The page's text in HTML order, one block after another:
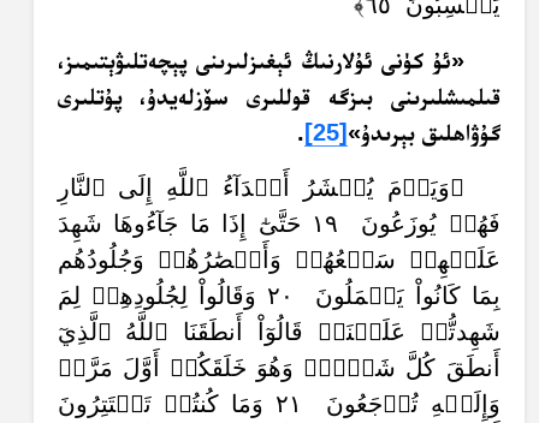
«ئۇ كۈنى ئۇلارنىڭ ئېغىزلىرىنى پېچەتلىۋېتىمىز،
قىلمىشلىرىنى بىزگە قوللىرى سۆزلەيدۇ، پۇتلىرى
گۇۋاھلىق بېرىدۇ» [25]
.‏
﴿وَيَوۡمَ يُحۡشَرُ أَعۡدَآءُ ٱللَّهِ إِلَى ٱلنَّارِ
فَهُمۡ يُوزَعُونَ ١٩ حَتَّىٰٓ إِذَا مَا جَآءُوهَا شَهِدَ
عَلَيۡهِمۡ سَمۡعُهُمۡ وَأَبۡصَٰرُهُمۡ وَجُلُودُهُم
بِمَا كَانُواْ يَعۡمَلُونَ ٢٠ وَقَالُواْ لِجُلُودِهِمۡ لِمَ
شَهِدتُّمۡ عَلَيۡنَاۖ قَالُوٓاْ أَنطَقَنَا ٱللَّهُ ٱلَّذِيٓ
أَنطَقَ كُلَّ شَيۡءٖۚ وَهُوَ خَلَقَكُمۡ أَوَّلَ مَرَّةٖ
وَإِلَيۡهِ تُرۡجَعُونَ ٢١ وَمَا كُنتُمۡ تَسۡتَتِرُونَ